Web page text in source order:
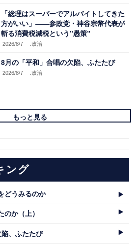
「総理はスーパーでアルバイトしてきた
方がいい」――参政党・神谷宗幣代表が
斬る消費税減税という”愚策”
2026/8/7 .政治
8月の「平和」合唱の欠陥、ふたたび
2026/8/7 .政治
もっと見る
ング
どうみるのか
か（上）
、ふたたび